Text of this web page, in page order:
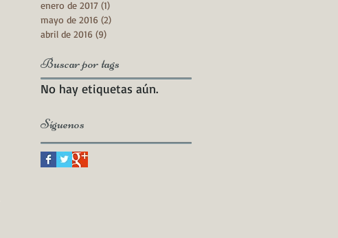
enero de 2017 (1)
mayo de 2016 (2)
abril de 2016 (9)
Buscar por tags
No hay etiquetas aún.
Síguenos